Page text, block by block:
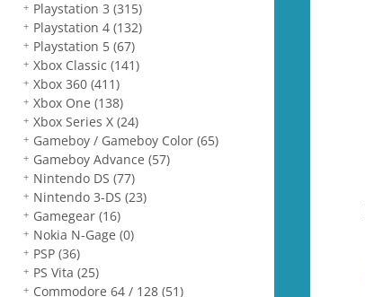
Playstation 3(315)
Playstation 4(132)
Playstation 5(67)
Xbox Classic(141)
Xbox 360(411)
Xbox One(138)
Xbox Series X(24)
Gameboy / Gameboy Color(65)
Gameboy Advance(57)
Nintendo DS(77)
Nintendo 3-DS(23)
Gamegear(16)
Nokia N-Gage(0)
PSP(36)
PS Vita(25)
Commodore 64 / 128(51)